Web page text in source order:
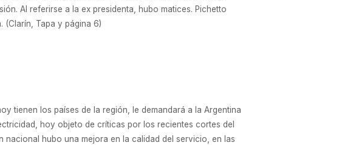
Al referirse a la ex presidenta, hubo matices. Pichetto
(Clarín, Tapa y página 6)
tienen los países de la región, le demandará a la Argentina
hoy objeto de críticas por los recientes cortes del
hubo una mejora en la calidad del servicio, en las